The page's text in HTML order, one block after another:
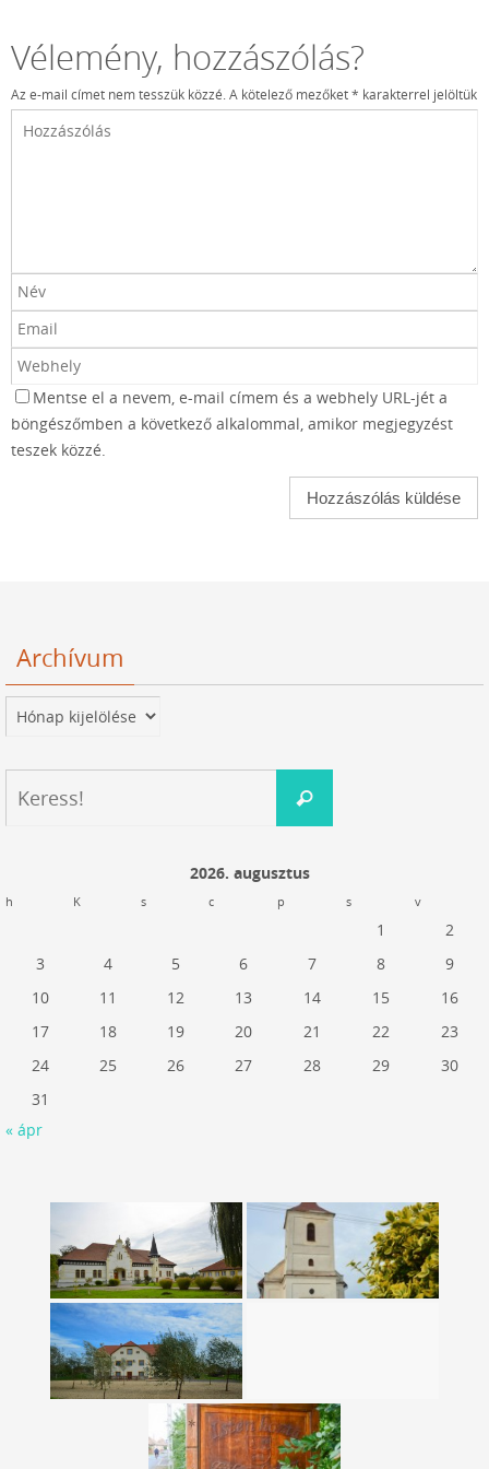
Vélemény, hozzászólás?
Az e-mail címet nem tesszük közzé.A kötelező mezőket* karakterrel jelöltük
Mentse el a nevem, e-mail címem és a webhely URL-jét a
böngészőmben a következő alkalommal, amikor megjegyzést
teszek közzé.
Archívum
Archívum
Keress!
2026. augusztus
h K s c p s v
1
2
3
4 5 6 7 8
9
10
11 12 13 14 15
16
17
18 19 20 21 22
23
24
25 26 27 28 29
30
31
« ápr